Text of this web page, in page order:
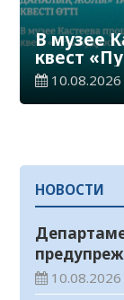
В музее
квест
10.08.2026
НОВОСТИ
10.08.2026